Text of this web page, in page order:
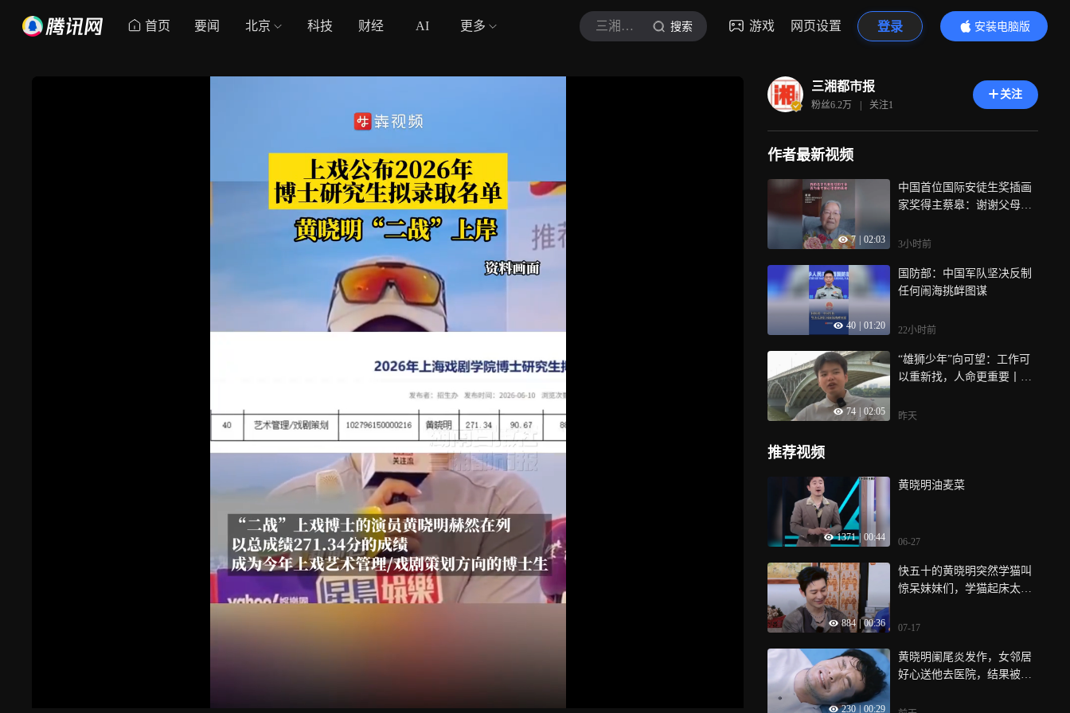
首页 要闻 北京 科技 财经 AI 更多 三湘都市报 搜索 游戏 网页设置 登录
安装电脑版
内容更精彩
三湘都市报
粉丝6.2万 | 关注1
关注
作者最新视频
7 02:03
中国首位国际安徒生奖插画
家奖得主蔡皋：谢谢父母赐
表的是低处的生命，因为爱
3小时前
40 01:20
国防部：中国军队坚决反制
任何闹海挑衅图谋
22小时前
74 02:05
“雄狮少年”向可望：工作可
以重新找，人命更重要丨对
昨天
推荐视频
1371 00:44
黄晓明油麦菜
06-27
884 00:36
快五十的黄晓明突然学猫叫
惊呆妹妹们，学猫起床太反
07-17
230 | 00:29
黄晓明阑尾炎发作，女邻居
好心送他去医院，结果被当